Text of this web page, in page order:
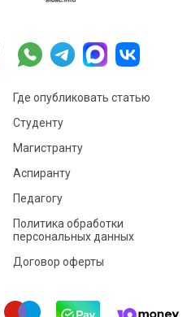
Где опубликовать статью
Студенту
Магистранту
Аспиранту
Педагогу
Политика обработки
персональных данных
Договор оферты